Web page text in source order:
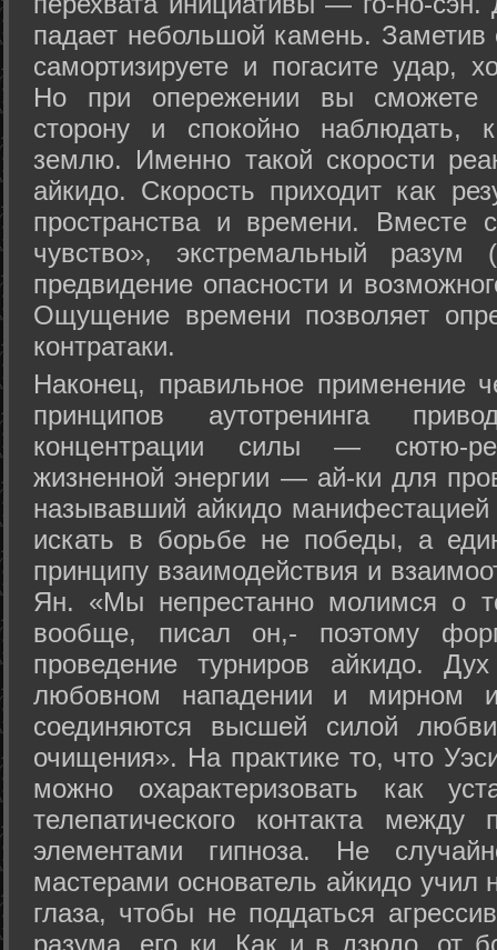
падает небольшой камень.
самортизируете и погасите удар,
Но при опережении вы сможете
сторону и спокойно наблюдать,
землю. Именно такой скорости
айкидо. Скорость приходит как
пространства и времени. Вместе
чувство», экстремальный разум
предвидение опасности и
Ощущение времени позволяет
контратаки.
Наконец, правильное применение
принципов аутотренинга
концентрации силы — сютю-
жизненной энергии — ай-ки для
называвший айкидо
искать в борьбе не победы, а
принципу взаимодействия и
Ян. «Мы непрестанно молимся о
вообще, писал он,- поэтому
проведение турниров айкидо.
любовном нападении и мирном
соединяются высшей силой
очищения». На практике то, что
можно охарактеризовать как
телепатического контакта между
элементами гипноза. Не
мастерами основатель айкидо учил
глаза, чтобы не поддаться
разума, его ки. Как и в дзюдо, от